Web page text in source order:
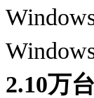
2.10万